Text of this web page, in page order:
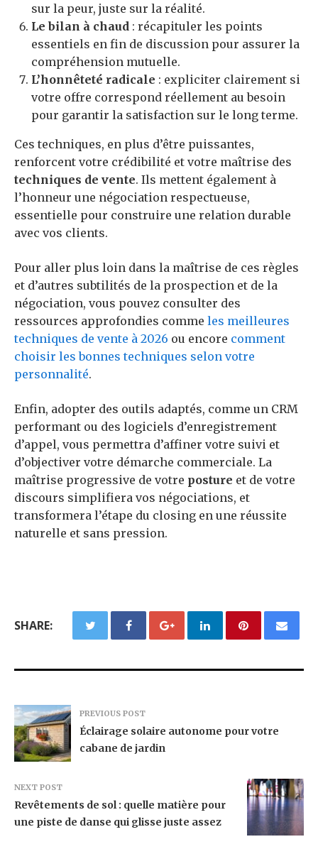
sur la peur, juste sur la réalité.
Le bilan à chaud : récapituler les points
essentiels en fin de discussion pour assurer la
compréhension mutuelle.
L’honnêteté radicale : expliciter clairement si
votre offre correspond réellement au besoin
pour garantir la satisfaction sur le long terme.
Ces techniques, en plus d’être puissantes,
renforcent votre crédibilité et votre maîtrise des
techniques de vente. Ils mettent également à
l’honneur une négociation respectueuse,
essentielle pour construire une relation durable
avec vos clients.
Pour aller plus loin dans la maîtrise de ces règles
et d’autres subtilités de la prospection et de la
négociation, vous pouvez consulter des
ressources approfondies comme les meilleures
techniques de vente à 2026 ou encore comment
choisir les bonnes techniques selon votre
personnalité.
Enfin, adopter des outils adaptés, comme un CRM
performant ou des logiciels d’enregistrement
d’appel, vous permettra d’affiner votre suivi et
d’objectiver votre démarche commerciale. La
maîtrise progressive de votre posture et de votre
discours simplifiera vos négociations, et
transformera l’étape du closing en une réussite
naturelle et sans pression.
SHARE:
PREVIOUS POST
Éclairage solaire autonome pour votre
cabane de jardin
NEXT POST
Revêtements de sol : quelle matière pour
une piste de danse qui glisse juste assez